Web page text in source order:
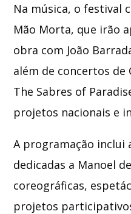
Na música, o festival
Mão Morta, que irão
obra com João
além de concertos de
The Sabres of
projetos nacionais e
A programação inclui
dedicadas a Manoel
coreográficas,
projetos